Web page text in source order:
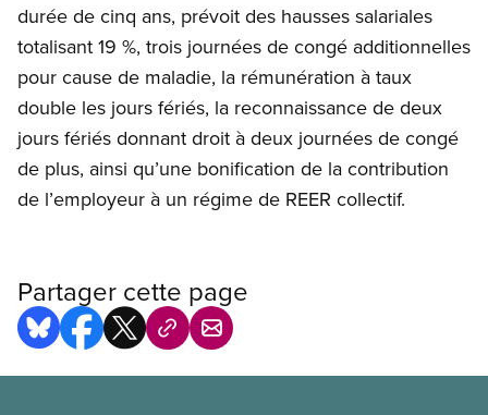
durée de cinq ans, prévoit des hausses salariales
totalisant 19 %, trois journées de congé additionnelles
pour cause de maladie, la rémunération à taux
double les jours fériés, la reconnaissance de deux
jours fériés donnant droit à deux journées de congé
de plus, ainsi qu’une bonification de la contribution
de l’employeur à un régime de REER collectif.
Partager cette page